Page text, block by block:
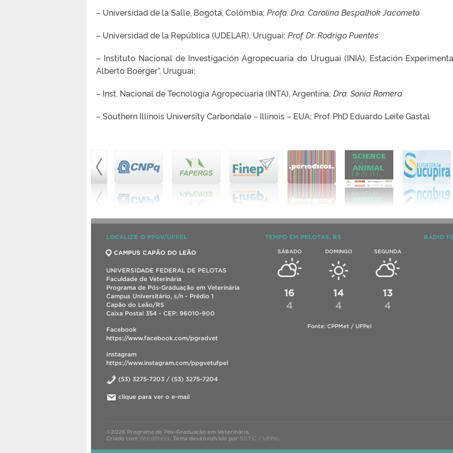
– Universidad de la Salle, Bogotá, Colômbia; Profa. Dra. Carolina Bespalhok Jacometo
– Universidad de la República (UDELAR), Uruguai; Prof. Dr. Rodrigo Puentes
– Instituto Nacional de Investigación Agropecuaria do Uruguai (INIA), Estación
Alberto Boerger”, Uruguai;
– Inst. Nacional de Tecnología Agropecuaria (INTA), Argentina; Dra. Sonia Romera
– Southern Illinois University Carbondale – Illinois – EUA; Prof. PhD Eduardo Leite Gastal
LOCALIZE O PPGV/UFPEL
CAMPUS CAPÃO DO LEÃO
UNIVERSIDADE FEDERAL DE PELOTAS
Faculdade de Veterinária
Programa de Pós-Graduação em Veterinária
Campus Universitário, s/n - Prédio 1
Capão do Leão/RS
Caixa Postal 354 - CEP: 96010-900
Facebook
https://www.facebook.com/pgradvet
Instagram
https://www.instagram.com/ppgvetufpel
(53) 3275-7203 / (53) 3275-7204
clique para ver o e-mail
TEMPO EM PELOTAS, RS
SÁBADO
16
4
DOMINGO
14
4
SEGUNDA
13
4
Fonte: CPPMet / UFPel
RÁDIO
©2026 Programa de Pós-Graduação em Veterinária.
Criado com WordPress. Tema desenvolvido por SGTIC / UFPel.